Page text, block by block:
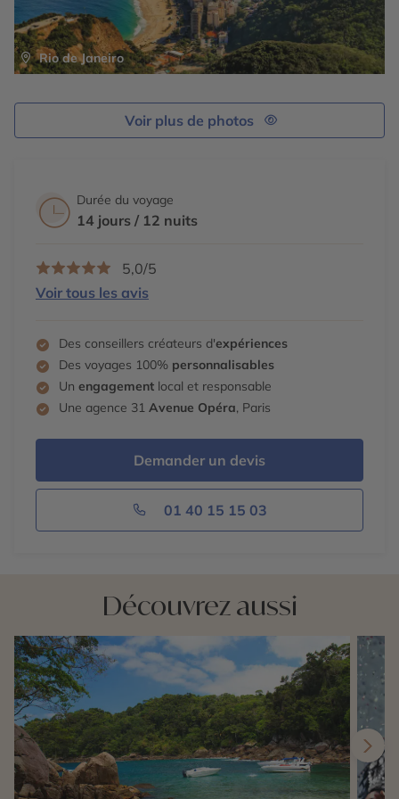
Rio de Janeiro
Voir plus de photos
Durée du voyage
14 jours / 12 nuits
5,0/5
Voir tous les avis
Des conseillers créateurs d'expériences
Des voyages 100% personnalisables
Un engagement local et responsable
Une agence 31 Avenue Opéra, Paris
Demander un devis
01 40 15 15 03
Découvrez aussi